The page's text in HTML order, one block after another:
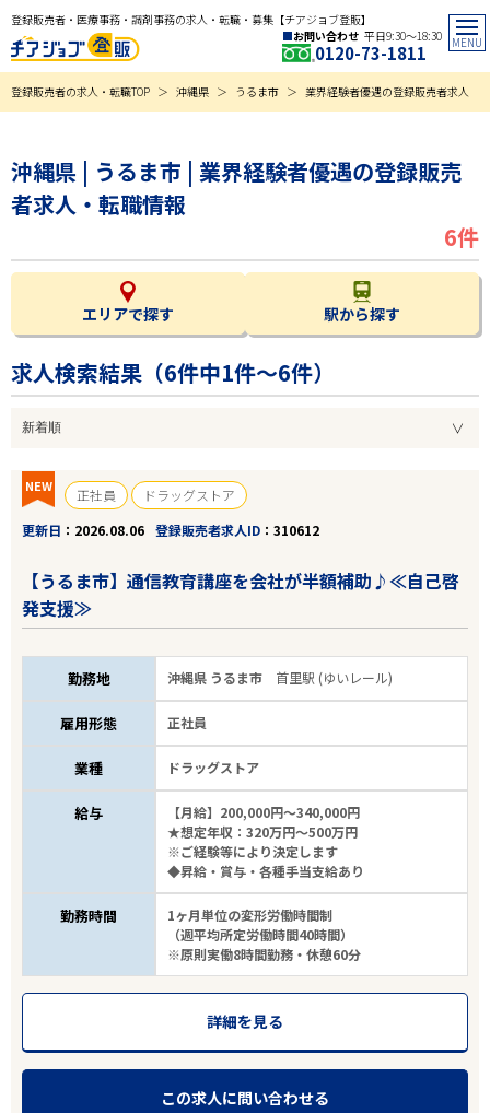
登録販売者・医療事務・調剤事務の求人・転職・募集【チアジョブ登販】
お問い合わせ 平日9:30〜18:30
0120-73-1811
登録販売者の求人・転職TOP 沖縄県 うるま市 業界経験者優遇の登録販売者求人
沖縄県 | うるま市 | 業界経験者優遇の登録販売
者求人・転職情報
6件
エリアで探す 駅から探す
求人検索結果（6件中1件～6件）
NEW 正社員
ドラッグストア
更新日
2026.08.06 登録販売者求人ID 310612
【うるま市】通信教育講座を会社が半額補助♪≪自己啓
発支援≫
勤務地 沖縄県 うるま市 首里駅 (ゆいレール)
雇用形態 正社員
業種 ドラッグストア
給与
【月給】200,000円～340,000円
★想定年収：320万円～500万円
※ご経験等により決定します
◆昇給・賞与・各種手当支給あり
勤務時間
1ヶ月単位の変形労働時間制
（週平均所定労働時間40時間）
※原則実働8時間勤務・休憩60分
詳細を見る
この求人に問い合わせる